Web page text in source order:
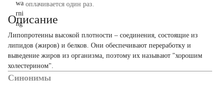
Описание
Липопротеины высокой плотности – соединения, состоящие из
липидов (жиров) и белков. Они обеспечивают переработку и
выведение жиров из организма, поэтому их называют "хорошим
холестерином".
Синонимы
оплачивается один раз.